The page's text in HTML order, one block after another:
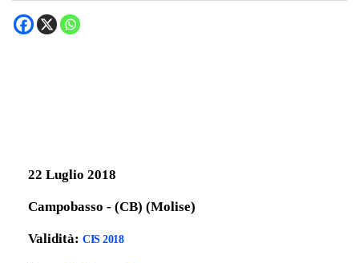
22 Luglio 2018
Campobasso - (CB) (Molise)
Validità: CIS 2018